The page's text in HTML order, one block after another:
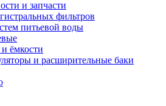
и запчасти
фильтров
питьевой воды
ёмкости
и расширительные баки